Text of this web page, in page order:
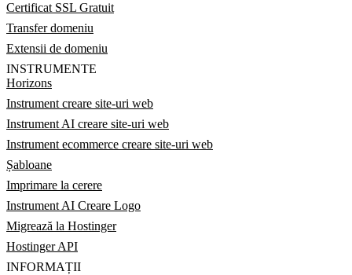
Certificat SSL Gratuit
Transfer domeniu
Extensii de domeniu
INSTRUMENTE
Horizons
Instrument creare site-uri web
Instrument AI creare site-uri web
Instrument ecommerce creare site-uri web
Șabloane
Imprimare la cerere
Instrument AI Creare Logo
Migrează la Hostinger
Hostinger API
INFORMAȚII